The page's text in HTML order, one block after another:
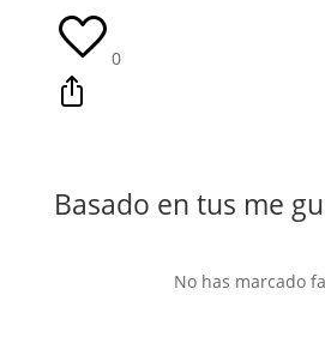
0
Basado en tus me
No has marcado